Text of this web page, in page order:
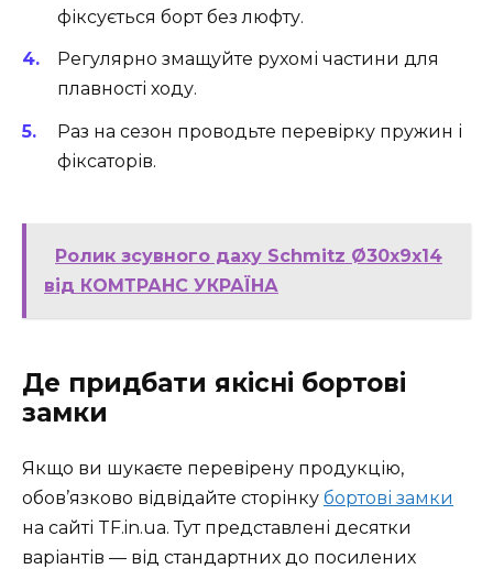
фіксується борт без люфту.
Регулярно змащуйте рухомі частини для
плавності ходу.
Раз на сезон проводьте перевірку пружин і
фіксаторів.
Ролик зсувного даху Schmitz Ø30x9x14
від КОМТРАНС УКРАЇНА
Де придбати якісні бортові
замки
Якщо ви шукаєте перевірену продукцію,
обов’язково відвідайте сторінку бортові замки
на сайті TF.in.ua. Тут представлені десятки
варіантів — від стандартних до посилених